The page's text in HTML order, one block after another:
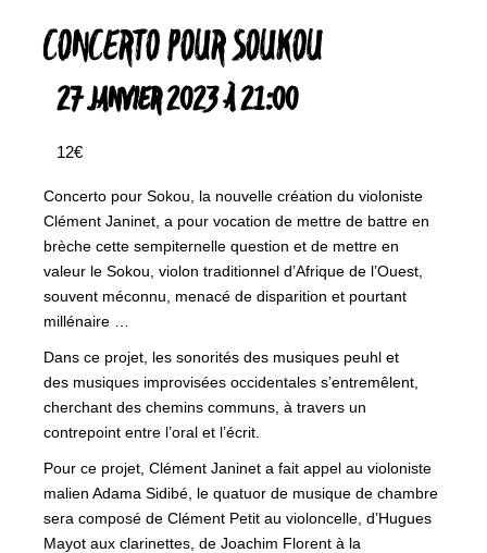
CONCERTO POUR SOUKOU
27 JANVIER 2023 À 21:00
12€
Concerto pour Sokou, la nouvelle création du violoniste
Clément Janinet, a pour vocation de mettre de battre en
brèche cette sempiternelle question et de mettre en
valeur le Sokou, violon traditionnel d’Afrique de l’Ouest,
souvent méconnu, menacé de disparition et pourtant
millénaire …
Dans ce projet, les sonorités des musiques peuhl et
des musiques improvisées occidentales s’entremêlent,
cherchant des chemins communs, à travers un
contrepoint entre l’oral et l’écrit.
Pour ce projet, Clément Janinet a fait appel au violoniste
malien Adama Sidibé, le quatuor de musique de chambre
sera composé de Clément Petit au violoncelle, d’Hugues
Mayot aux clarinettes, de Joachim Florent à la